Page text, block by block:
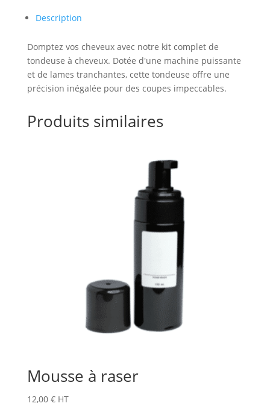
Description
Domptez vos cheveux avec notre kit complet de
tondeuse à cheveux. Dotée d'une machine puissante
et de lames tranchantes, cette tondeuse offre une
précision inégalée pour des coupes impeccables.
Produits similaires
Mousse à raser
12,00 € HT